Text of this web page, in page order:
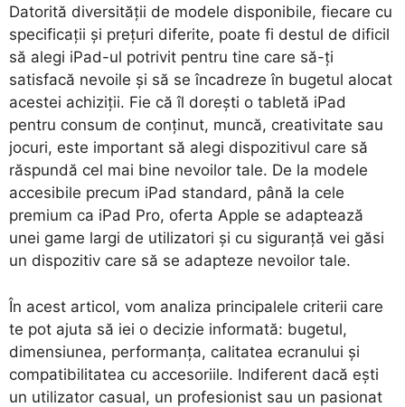
Datorită diversității de modele disponibile, fiecare cu
specificații și prețuri diferite, poate fi destul de dificil
să alegi iPad-ul potrivit pentru tine care să-ți
satisfacă nevoile și să se încadreze în bugetul alocat
acestei achiziții. Fie că îl dorești o tabletă iPad
pentru consum de conținut, muncă, creativitate sau
jocuri, este important să alegi dispozitivul care să
răspundă cel mai bine nevoilor tale. De la modele
accesibile precum iPad standard, până la cele
premium ca iPad Pro, oferta Apple se adaptează
unei game largi de utilizatori și cu siguranță vei găsi
un dispozitiv care să se adapteze nevoilor tale.
În acest articol, vom analiza principalele criterii care
te pot ajuta să iei o decizie informată: bugetul,
dimensiunea, performanța, calitatea ecranului și
compatibilitatea cu accesoriile. Indiferent dacă ești
un utilizator casual, un profesionist sau un pasionat